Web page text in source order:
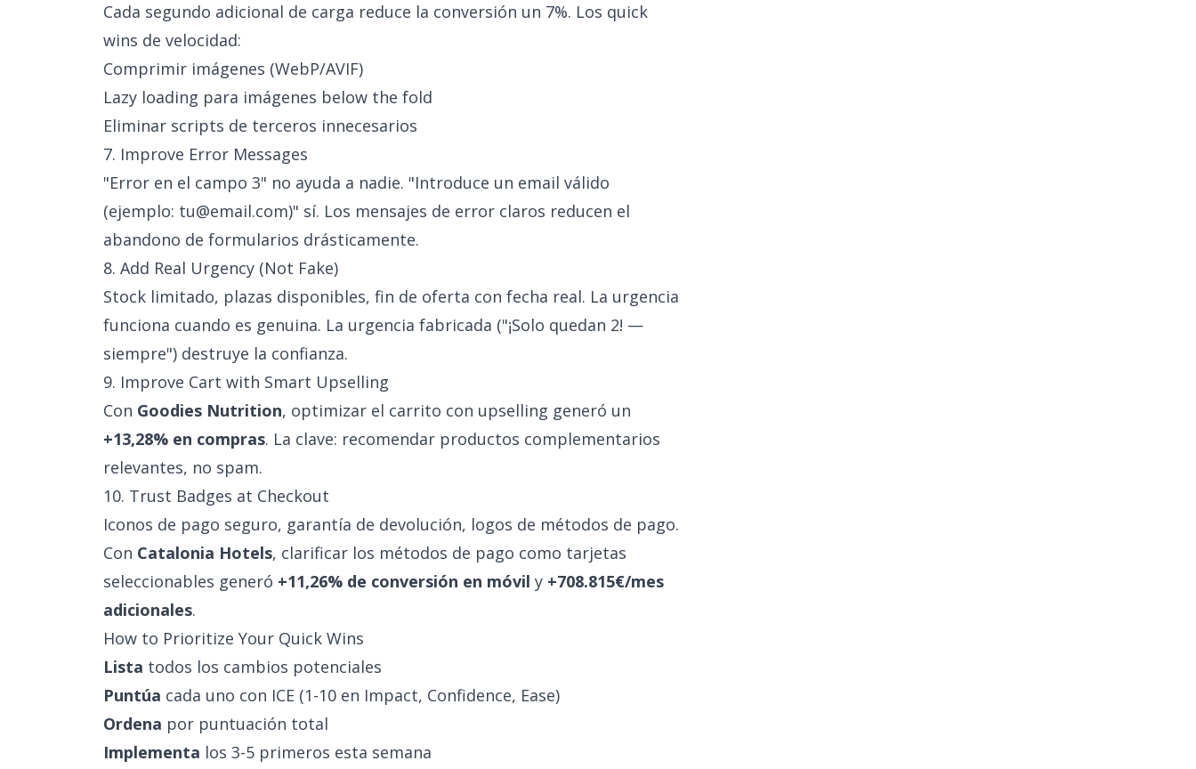
Cada segundo adicional de carga reduce la conversión un 7%. Los quick
wins de velocidad:
Comprimir imágenes (WebP/AVIF)
Lazy loading para imágenes below the fold
Eliminar scripts de terceros innecesarios
7. Improve Error Messages
"Error en el campo 3" no ayuda a nadie. "Introduce un email válido
(ejemplo: tu@email.com)" sí. Los mensajes de error claros reducen el
abandono de formularios drásticamente.
8. Add Real Urgency (Not Fake)
Stock limitado, plazas disponibles, fin de oferta con fecha real. La urgencia
funciona cuando es genuina. La urgencia fabricada ("¡Solo quedan 2! —
siempre") destruye la confianza.
9. Improve Cart with Smart Upselling
Con Goodies Nutrition, optimizar el carrito con upselling generó un
+13,28% en compras. La clave: recomendar productos complementarios
relevantes, no spam.
10. Trust Badges at Checkout
Iconos de pago seguro, garantía de devolución, logos de métodos de pago.
Con Catalonia Hotels, clarificar los métodos de pago como tarjetas
seleccionables generó +11,26% de conversión en móvil y +708.815€/mes
adicionales.
How to Prioritize Your Quick Wins
Lista todos los cambios potenciales
Puntúa cada uno con ICE (1-10 en Impact, Confidence, Ease)
Ordena por puntuación total
Implementa los 3-5 primeros esta semana